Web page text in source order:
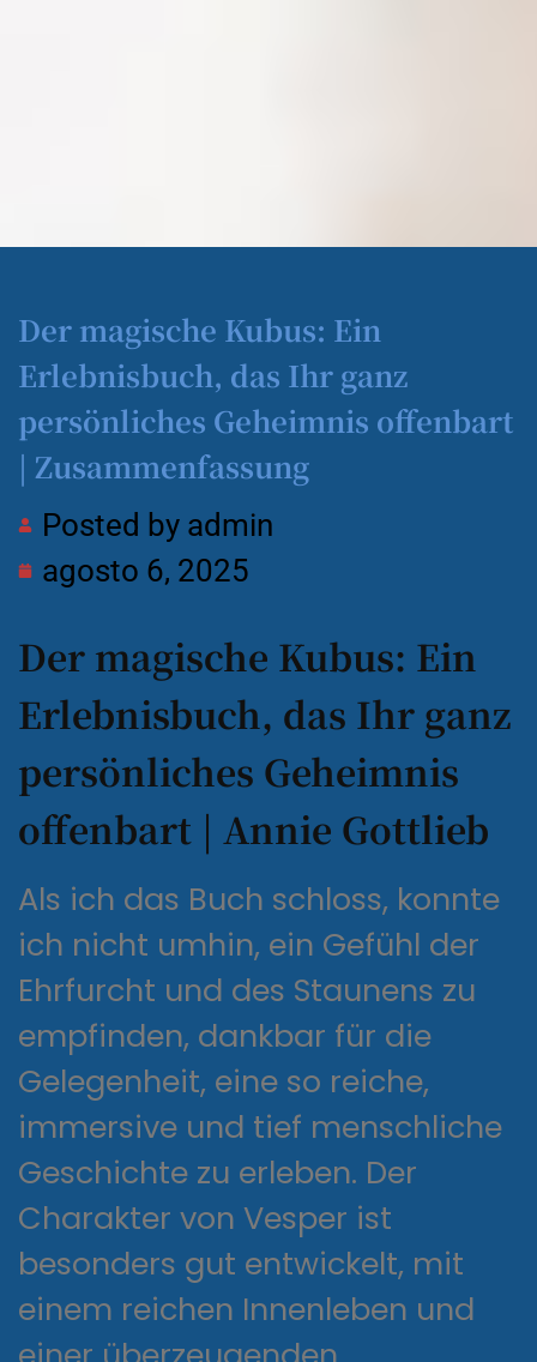
Der magische Kubus: Ein
Erlebnisbuch, das Ihr ganz
persönliches Geheimnis offenbart
| Zusammenfassung
Posted by admin
agosto 6, 2025
Der magische Kubus: Ein
Erlebnisbuch, das Ihr ganz
persönliches Geheimnis
offenbart | Annie Gottlieb
Als ich das Buch schloss, konnte
ich nicht umhin, ein Gefühl der
Ehrfurcht und des Staunens zu
empfinden, dankbar für die
Gelegenheit, eine so reiche,
immersive und tief menschliche
Geschichte zu erleben. Der
Charakter von Vesper ist
besonders gut entwickelt, mit
einem reichen Innenleben und